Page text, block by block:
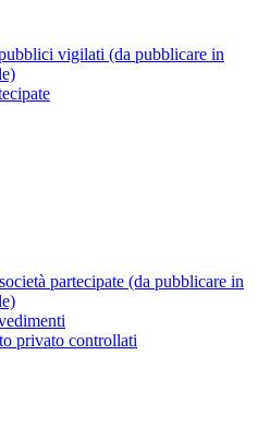
vigilati (da pubblicare in
partecipate (da pubblicare in
privato controllati